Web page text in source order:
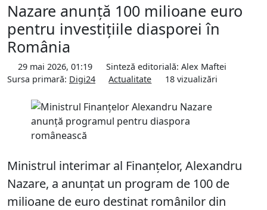
Nazare anunță 100 milioane euro
pentru investițiile diasporei în
România
29 mai 2026, 01:19 Sinteză editorială: Alex Maftei
Sursa primară: Digi24 Actualitate 18vizualizări
Ministrul interimar al Finanțelor, Alexandru
Nazare, a anunțat un program de 100 de
milioane de euro destinat românilor din